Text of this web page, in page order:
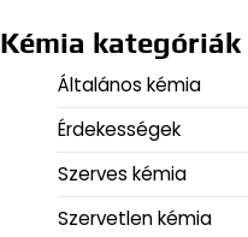
Kémia kategóriák
Általános kémia
Érdekességek
Szerves kémia
Szervetlen kémia